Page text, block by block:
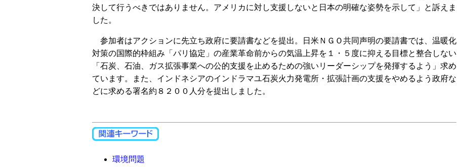
決して行うべきではありません。アメリカに対し支援しないと日本の明確な姿勢を示して」と訴えま
した。
参加者はアクションに先立ち政府に要請書などを提出。日米ＮＧＯ共同声明の要請書では、温暖化
対策の国際的枠組み「パリ協定」の産業革命前からの気温上昇を１・５度に抑える目標と整合しない
「石炭、石油、ガス拡張事業への公的支援を止めるための強いリーダーシップを発揮するよう」求め
ています。また、インドネシアのインドラマユ石炭火力発電所・拡張計画の支援をやめるよう政府な
どに求める署名約８２００人分を提出しました。
環境問題